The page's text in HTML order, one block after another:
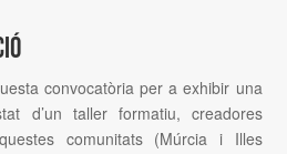
convocatòria per a exhibir una
d’un taller formatiu, creadores
comunitats (Múrcia i Illes